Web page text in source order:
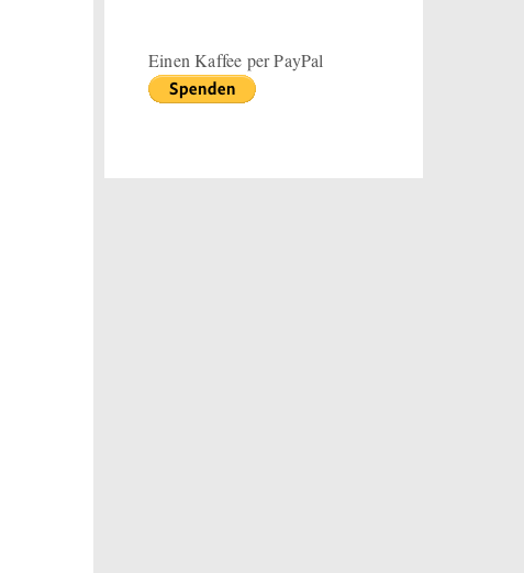
Einen Kaffee per PayPal